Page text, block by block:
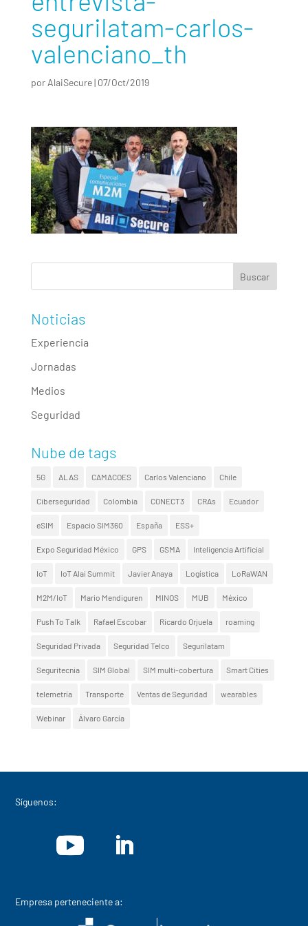
segurilatam-carlos-
valenciano_th
por AlaiSecure| 07/Oct/2019
Noticias
Experiencia
Jornadas
Medios
Seguridad
Nube de tags
5G ALAS CAMACOES Carlos Valenciano Chile
Ciberseguridad Colombia CONECT3 CRAs Ecuador
eSIM Espacio SIM360 España ESS+
Expo Seguridad México GPS GSMA Inteligencia Artificial
IoT IoT Alai Summit Javier Anaya Logística LoRaWAN
M2M/IoT Mario Mendiguren MINOS MUB México
Push To Talk Rafael Escobar Ricardo Orjuela roaming
Seguridad Privada Seguridad Telco Segurilatam
Seguritecnia SIM Global SIM multi-cobertura Smart Cities
telemetría Transporte Ventas de Seguridad wearables
Webinar Álvaro García
Síguenos:
Empresa perteneciente a: